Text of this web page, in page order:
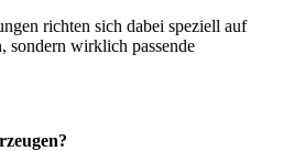
richten sich dabei speziell auf
sondern wirklich passende